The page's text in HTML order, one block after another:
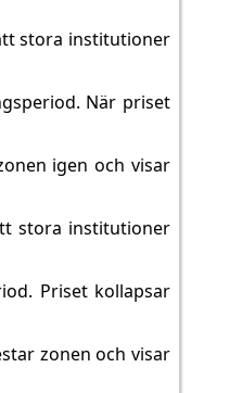
stora institutioner
När priset
igen och visar
stora institutioner
Priset kollapsar
zonen och visar